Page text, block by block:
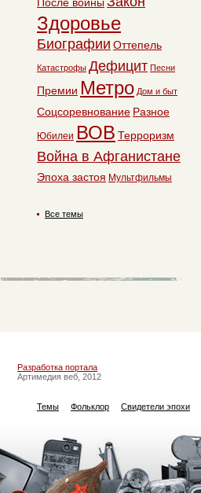
Здоровье
Биографии Оттепель
Катастрофы Дефицит Песни
Премии Метро Дом и быт
Соцсоревнование Разное
Юбилеи ВОВ Терроризм
Война в Афганистане
Эпоха застоя Мультфильмы
Все темы
Разработка портала
Артимедия веб, 2012
Темы Фольклор Свидетели эпохи